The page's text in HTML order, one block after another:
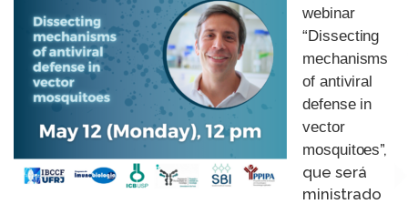
webinar
“Dissecting
mechanisms
of antiviral
defense in
vector
mosquitoes”,
que será
ministrado